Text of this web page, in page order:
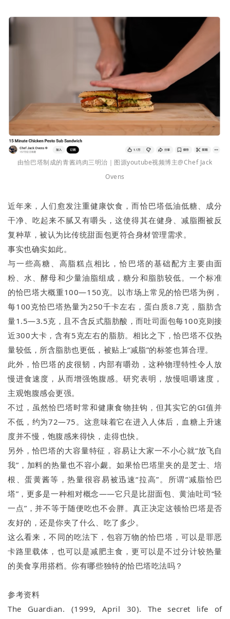
由恰巴塔制成的青酱鸡肉三明治｜图源youtube视频博主@Chef Jack
Ovens
近年来，人们愈发注重健康饮食，而恰巴塔低油低糖、成分
干净、吃起来不腻又有嚼头，这使得其在健身、减脂圈被反
复种草，被认为比传统甜面包更符合身材管理需求。
事实也确实如此。
与一些高糖、高脂糕点相比，恰巴塔的基础配方主要由面
粉、水、酵母和少量油脂组成，糖分和脂肪较低。一个标准
的恰巴塔大概重100—150克。以市场上常见的恰巴塔为例，
每100克恰巴塔热量为250千卡左右，蛋白质8.7克，脂肪含
量1.5—3.5克，且不含反式脂肪酸，而吐司面包每100克则接
近300大卡，含有5克左右的脂肪。相比之下，恰巴塔不仅热
量较低，所含脂肪也更低，被贴上“减脂”的标签也算合理。
此外，恰巴塔的皮很韧，内部有嚼劲，这种物理特性令人放
慢进食速度，从而增强饱腹感。研究表明，放慢咀嚼速度，
主观饱腹感会更强。
不过，虽然恰巴塔时常和健康食物挂钩，但其实它的GI值并
不低，约为72—75。这意味着它在进入人体后，血糖上升速
度并不慢，饱腹感来得快，走得也快。
另外，恰巴塔的大容量特征，容易让大家一不小心就“放飞自
我”，加料的热量也不容小觑。如果恰巴塔里夹的是芝士、培
根、蛋黄酱等，热量很容易被迅速“拉高”。所谓“减脂恰巴
塔”，更多是一种相对概念——它只是比甜面包、黄油吐司“轻
一点”，并不等于随便吃也不会胖。真正决定这顿恰巴塔是否
友好的，还是你夹了什么、吃了多少。
这么看来，不同的吃法下，包容万物的恰巴塔，可以是罪恶
卡路里载体，也可以是减肥主食，更可以是不过分计较热量
的美食享用搭档。你有哪些独特的恰巴塔吃法吗？
参考资料
The Guardian. (1999, April 30). The secret life of